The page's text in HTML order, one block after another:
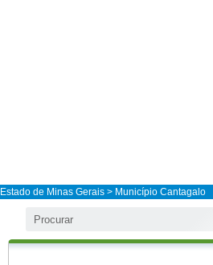
Estado de Minas Gerais > Município Cantagalo